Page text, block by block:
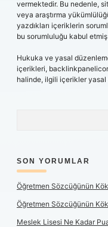
vermektedir. Bu nedenle,
veya araştırma
yazdıkları içeriklerin
bu sorumluluğu kabul etmiş
Hukuka ve yasal
içerikleri,
halinde, ilgili içerikler yasal
SON YORUMLAR
Öğretmen Sözcüğünün
Öğretmen Sözcüğünün
Meslek Lisesi Ne Kadar